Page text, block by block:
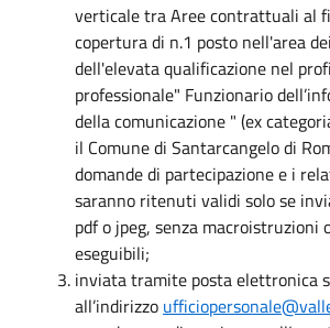
verticale tra Aree contrattuali al
copertura di n.1 posto nell'area
dell'elevata qualificazione nel
professionale" Funzionario
della comunicazione " (ex
il Comune di Santarcangelo di
domande di partecipazione e i
saranno ritenuti validi solo se
pdf o jpeg, senza macroistruzioni
eseguibili;
inviata tramite posta elettronica
all’indirizzo